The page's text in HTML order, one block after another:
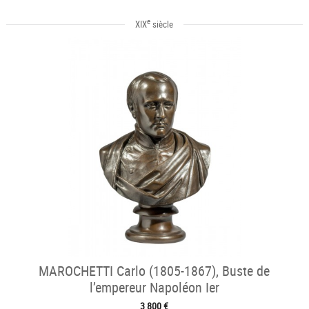
XIXe siècle
MAROCHETTI Carlo (1805-1867), Buste de
l’empereur Napoléon Ier
3 800 €